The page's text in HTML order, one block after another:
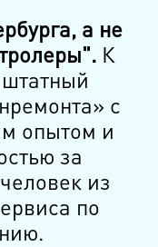
а не
К
с
опытом и
за
из
по